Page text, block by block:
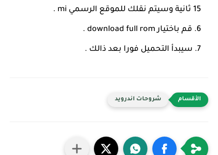
15 ثانية وسيتم نقلك للموقع الرسمي mi .
قم باختيار download full rom .
سيبدأ التحميل فورا بعد ذالك .
شروحات اندرويد